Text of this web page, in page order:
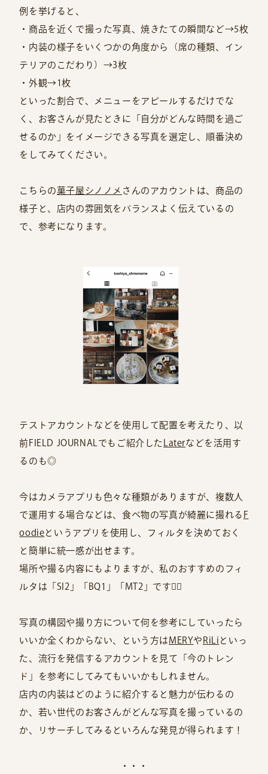
例を挙げると、
・商品を近くで撮った写真、焼きたての瞬間など→5枚
・内装の様子をいくつかの角度から（席の種類、イン
テリアのこだわり）→3枚
・外観→1枚
といった割合で、メニューをアピールするだけでな
く、お客さんが見たときに「自分がどんな時間を過ご
せるのか」をイメージできる写真を選定し、順番決め
をしてみてください。
こちらの菓子屋シノノメ さんのアカウントは、商品の
様子と、店内の雰囲気をバランスよく伝えているの
で、参考になります。
テストアカウントなどを使用して配置を考えたり、以
前FIELD JOURNALでもご紹介した
Laterなどを活用す
るのも◎
今はカメラアプリも色々な種類がありますが、複数人
で運用する場合などは、食べ物の写真が綺麗に撮れる F
oodie というアプリを使用し、フィルタを決めておく
と簡単に統一感が出せます。
場所や撮る内容にもよりますが、私のおすすめのフィ
ルタは「SI2」「BQ1」「MT2」です🙋‍♀️
写真の構図や撮り方について何を参考にしていったら
いいか全くわからない、という方は MERYや RiLi といっ
た、流行を発信するアカウントを見て「今のトレン
ド」を参考にしてみてもいいかもしれません。
店内の内装はどのように紹介すると魅力が伝わるの
か、若い世代のお客さんがどんな写真を撮っているの
か、リサーチしてみるといろんな発見が得られます！
・・・